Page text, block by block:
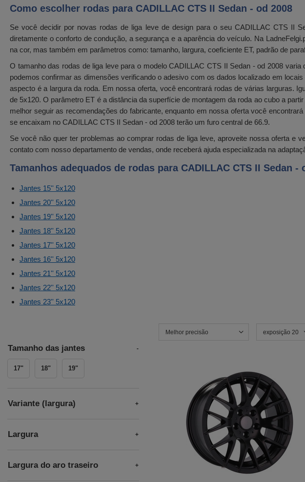
Como escolher rodas para CADILLAC CTS II Sedan - od 2008
Se você decidir por novas rodas de liga leve de design para o seu CADILLAC CTS II
diretamente o conforto de condução, a segurança e a aparência do veículo. Na
na cor, mas também em parâmetros como: tamanho, largura, coeficiente ET, padrão de
O tamanho das rodas de liga leve para o modelo CADILLAC CTS II Sedan - od 2008
podemos confirmar as dimensões verificando o adesivo com os dados localizado em
aspecto é a largura da roda. Em nossa oferta, você encontrará rodas de várias larguras.
de 5x120. O parâmetro ET é a distância da superfície de montagem da roda ao cubo a
melhor seguir as recomendações do fabricante, enquanto em nossa oferta você
se encaixam no CADILLAC CTS II Sedan - od 2008 terão um furo central de 66.9.
Se você não quer ter problemas ao comprar rodas de liga leve, aproveite nossa oferta e
contato com nosso departamento de vendas, onde receberá ajuda especializada na
Tamanhos adequados de rodas para CADILLAC CTS II Sedan -
Jantes 15'' 5x120
Jantes 20'' 5x120
Jantes 19'' 5x120
Jantes 18'' 5x120
Jantes 17'' 5x120
Jantes 16'' 5x120
Jantes 21'' 5x120
Jantes 22'' 5x120
Jantes 23'' 5x120
Tamanho das jantes
17" 18" 19"
Variante (largura)
Largura
Largura do aro traseiro
Melhor precisão exposição 20